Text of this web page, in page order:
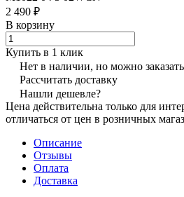
2 490 ₽
В корзину
Купить в 1 клик
Нет в наличии, но можно
Рассчитать доставку
Нашли дешевле?
Цена действительна только для
отличаться от цен в розничных
Описание
Отзывы
Оплата
Доставка